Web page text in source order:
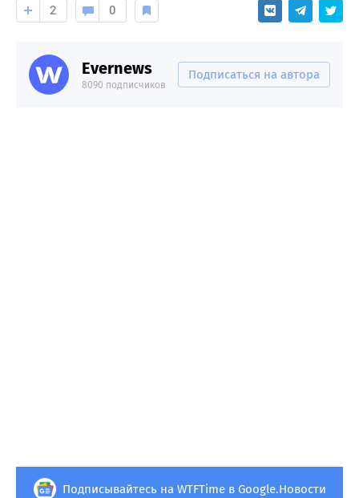
2 0
Evernews
8090 подписчиков
Подписаться на автора
Подписывайтесь на WTFTime в Google.Новости